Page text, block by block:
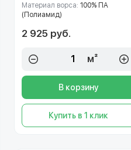
Материал ворса: 100% ПА
(Полиамид)
2 925 руб.
м²
В корзину
Купить в 1 клик